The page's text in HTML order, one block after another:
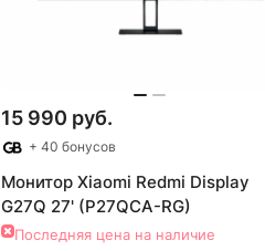
15 990 руб.
+ 40 бонусов
Монитор Xiaomi Redmi Display
G27Q 27' (P27QCA-RG)
Последняя цена на наличие